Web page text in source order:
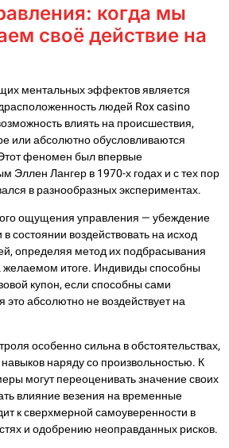
когда мы
своё действие на
ментальных эффектов является
людей Rox casino
влиять на происшествия,
или абсолютно обусловливаются
феномен был впервые
Эллен Лангер в 1970-х годах и с тех пор
в разнообразных экспериментах.
ощущения управления — убеждение
в состоянии воздействовать на исход
определяя метод их подбрасывания
желаемом итоге. Индивиды способны
купон, если способны сами
это абсолютно не воздействует на
особенно сильна в обстоятельствах,
наряду со произвольностью. К
могут переоценивать значение своих
влияние везения на временные
к сверхмерной самоуверенности в
и одобрению неоправданных рисков.